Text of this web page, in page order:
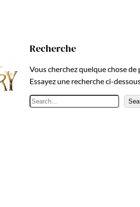
Recherche
Vous cherchez quelque chose de
Essayez une recherche ci-
R